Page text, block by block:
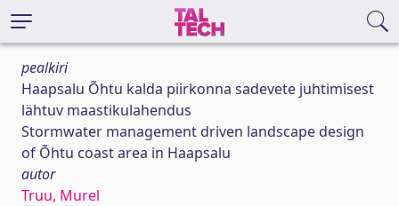
pealkiri
Haapsalu Õhtu kalda piirkonna sadevete juhtimisest
lähtuv maastikulahendus
Stormwater management driven landscape design
of Õhtu coast area in Haapsalu
autor
Truu, Murel